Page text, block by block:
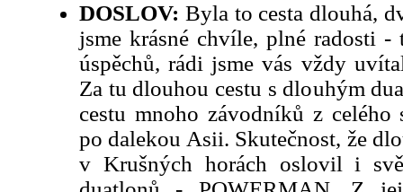
DOSLOV: Byla to cesta dlouhá,
jsme krásné chvíle, plné radosti -
úspěchů, rádi jsme vás vždy
Za tu dlouhou cestu s dlouhým
cestu mnoho závodníků z
po dalekou Asii. Skutečnost, že
v Krušných horách oslovil i